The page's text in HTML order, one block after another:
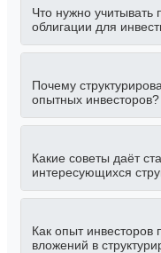
Что нужно учитывать
облигации для
Почему
опытных инвесторов?
Какие советы даёт
интересующихся
Как опыт инвесторов
вложений в